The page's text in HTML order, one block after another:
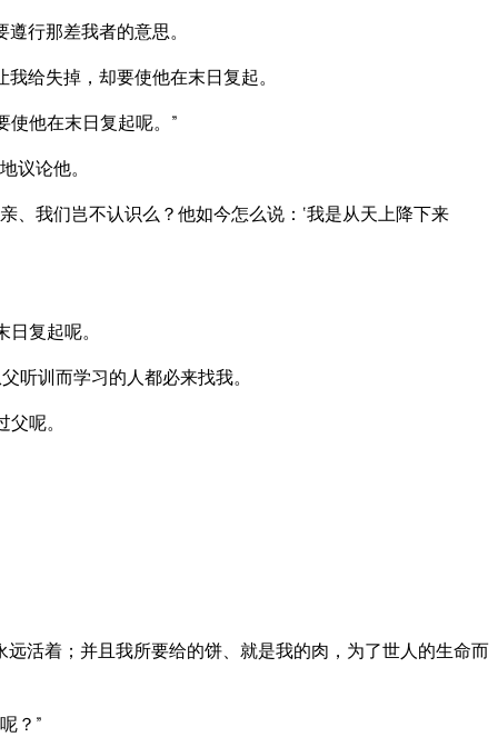
行那差我者的意思。
给失掉，却要使他在末日复起。
他在末日复起呢。”
议论他。
、我们岂不认识么？他如今怎么说：‘我是从天上降下来
复起呢。
听训而学习的人都必来找我。
呢。
活着；并且我所要给的饼、就是我的肉，为了世人的生命而
？”